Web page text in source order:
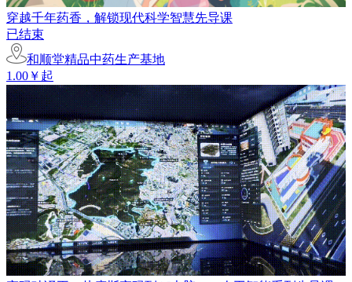
穿越千年药香，解锁现代科学智慧先导课
已结束
和顺堂精品中药生产基地
1.00￥起